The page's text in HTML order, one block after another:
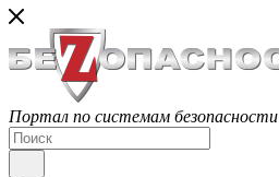
Портал по системам безопасности